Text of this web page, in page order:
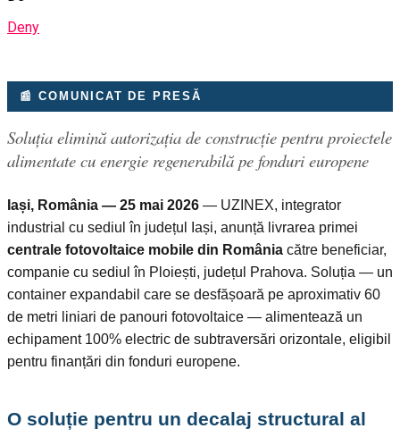
Deny
📰 COMUNICAT DE PRESĂ
Soluția elimină autorizația de construcție pentru proiectele
alimentate cu energie regenerabilă pe fonduri europene
Iași, România — 25 mai 2026 — UZINEX, integrator
industrial cu sediul în județul Iași, anunță livrarea primei
centrale fotovoltaice mobile din România către beneficiar,
companie cu sediul în Ploiești, județul Prahova. Soluția — un
container expandabil care se desfășoară pe aproximativ 60
de metri liniari de panouri fotovoltaice — alimentează un
echipament 100% electric de subtraversări orizontale, eligibil
pentru finanțări din fonduri europene.
O soluție pentru un decalaj structural al